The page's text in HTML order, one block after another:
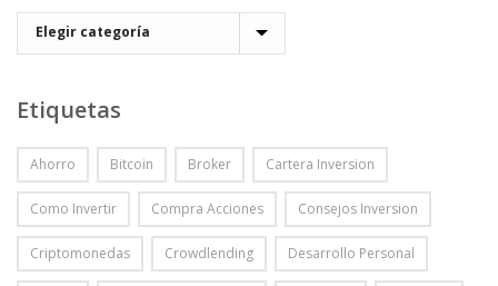
Etiquetas
Ahorro Bitcoin Broker Cartera Inversion
Como Invertir Compra Acciones Consejos Inversion
Criptomonedas Crowdlending Desarrollo Personal